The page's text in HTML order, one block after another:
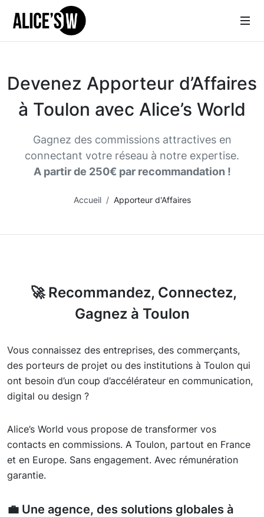
Devenez Apporteur d’Affaires
à Toulon avec Alice’s World
Gagnez des commissions attractives en
connectant votre réseau à notre expertise.
A partir de 250€ par recommandation !
Accueil Apporteur d'Affaires
🚀 Recommandez, Connectez,
Gagnez à Toulon
Vous connaissez des entreprises, des commerçants,
des porteurs de projet ou des institutions à Toulon qui
ont besoin d’un coup d’accélérateur en communication,
digital ou design ?
Alice’s World vous propose de transformer vos
contacts en commissions. A Toulon, partout en France
et en Europe. Sans engagement. Avec rémunération
garantie.
💼 Une agence, des solutions globales à